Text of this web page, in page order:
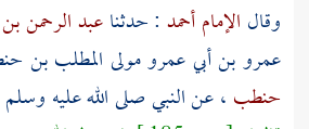
وقال الإمام أحمد : حدثناعبد الرحمن
عمرو بن أبي عمرو مولى المطلب بن
حنطب ، عن النبي صلى الله عليه